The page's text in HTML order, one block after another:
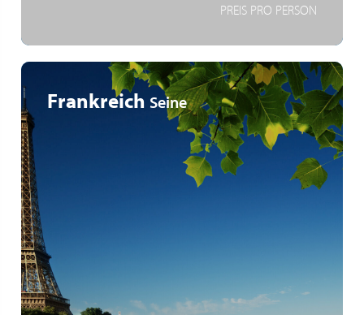
PREIS PRO PERSON
Frankreich Seine
Im Herzen der Geschichte von Paris